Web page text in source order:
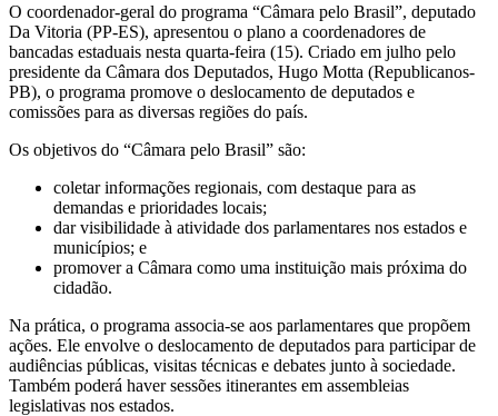
O coordenador-geral do programa “Câmara pelo Brasil”, deputado
Da Vitoria (PP-ES), apresentou o plano a coordenadores de
bancadas estaduais nesta quarta-feira (15). Criado em julho pelo
presidente da Câmara dos Deputados, Hugo Motta (Republicanos-
PB), o programa promove o deslocamento de deputados e
comissões para as diversas regiões do país.
Os objetivos do “Câmara pelo Brasil” são:
coletar informações regionais, com destaque para as
demandas e prioridades locais;
dar visibilidade à atividade dos parlamentares nos estados e
municípios; e
promover a Câmara como uma instituição mais próxima do
cidadão.
Na prática, o programa associa-se aos parlamentares que propõem
ações. Ele envolve o deslocamento de deputados para participar de
audiências públicas, visitas técnicas e debates junto à sociedade.
Também poderá haver sessões itinerantes em assembleias
legislativas nos estados.